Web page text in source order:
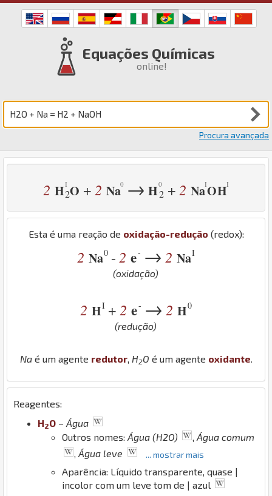
Equações Químicas
online!
Procura avançada
2 H2O + 2 Na → H2 + 2 NaOH
Esta é uma reação de oxidação-redução (redox):
2 Na0 - 2 e- → 2 NaI
(oxidação)
2 HI + 2 e- → 2 H0
(redução)
Naé um agente redutor, H2O é um agente oxidante
Reagentes:
H2O – Água
Outros nomes: Água (H2O) ,Água comum
,Água leve ... mostrar mais
Aparência: Líquido transparente, quase |
incolor com um leve tom de | azul